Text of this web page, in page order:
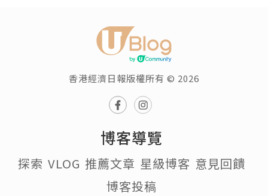
香港經濟日報版權所有 © 2026
博客導覽
探索 VLOG 推薦文章 星級博客 意見回饋
博客投稿